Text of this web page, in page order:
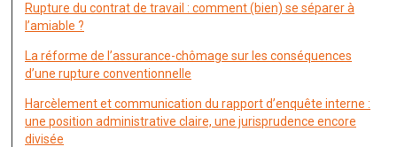
Rupture du contrat de travail : comment (bien) se séparer à
l’amiable ?
La réforme de l’assurance-chômage sur les conséquences
d’une rupture conventionnelle
Harcèlement et communication du rapport d’enquête interne :
une position administrative claire, une jurisprudence encore
divisée